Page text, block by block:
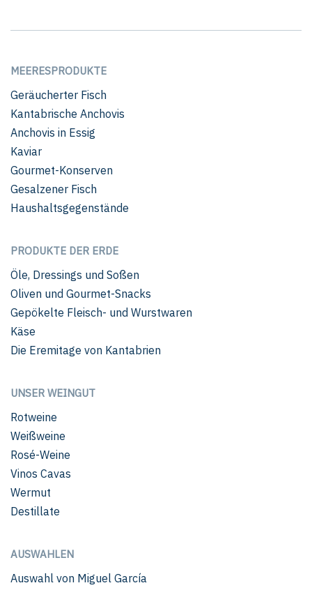
MEERESPRODUKTE
Geräucherter Fisch
Kantabrische Anchovis
Anchovis in Essig
Kaviar
Gourmet-Konserven
Gesalzener Fisch
Haushaltsgegenstände
PRODUKTE DER ERDE
Öle, Dressings und Soßen
Oliven und Gourmet-Snacks
Gepökelte Fleisch- und Wurstwaren
Käse
Die Eremitage von Kantabrien
UNSER WEINGUT
Rotweine
Weißweine
Rosé-Weine
Vinos Cavas
Wermut
Destillate
AUSWAHLEN
Auswahl von Miguel García